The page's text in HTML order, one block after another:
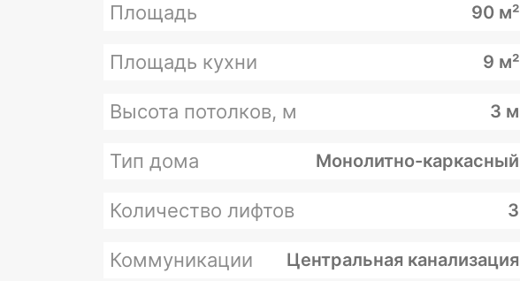
Площадь 90 м²
Площадь кухни 9 м²
Высота потолков, м 3 м
Тип дома Монолитно-каркасный
Количество лифтов 3
Коммуникации Центральная канализация